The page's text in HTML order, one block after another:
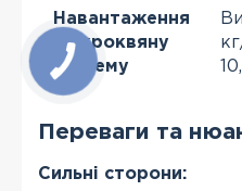
Навантаження
на кроквяну
систему
Переваги та
Сильні сторони: